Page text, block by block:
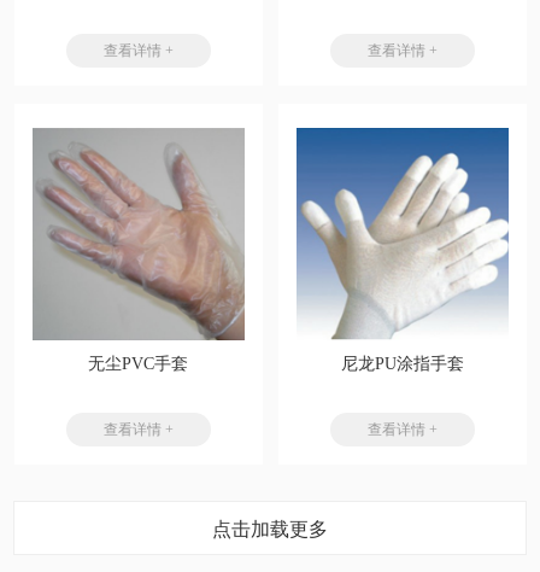
查看详情 + 查看详情 +
无尘PVC手套
查看详情 +
尼龙PU涂指手套
查看详情 +
点击加载更多